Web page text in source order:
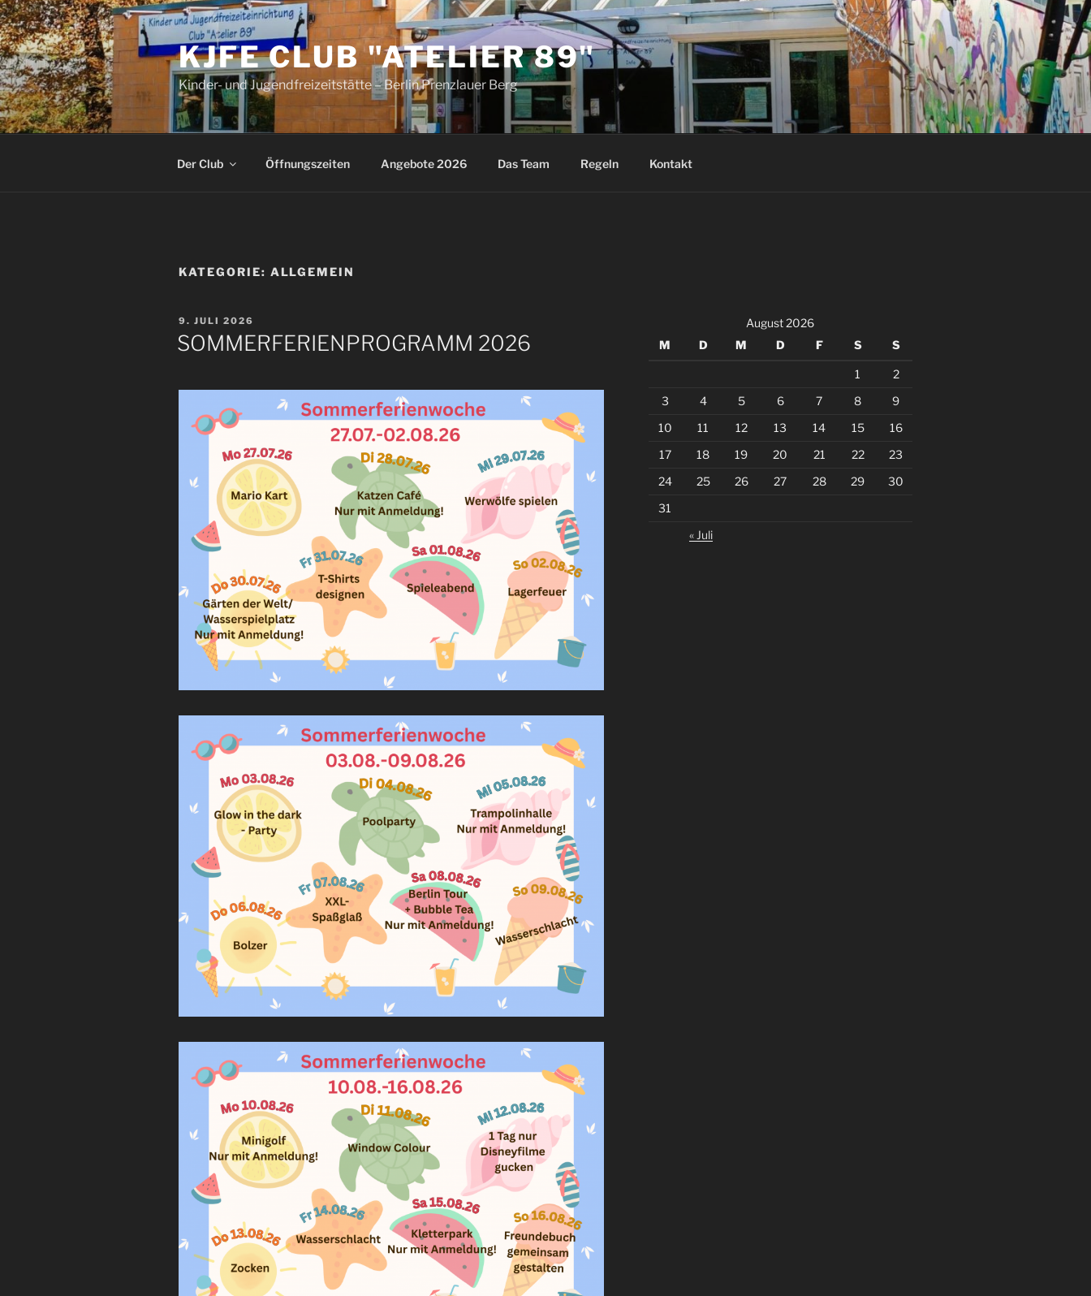
Zum
Inhalt
springen
KJFE CLUB "ATELIER 89"
Kinder- und Jugendfreizeitstätte – Berlin Prenzlauer Berg
Der Club Öffnungszeiten Angebote 2026 Das Team Regeln Kontakt
KATEGORIE: ALLGEMEIN
VERÖFFENTLICHT
AM
9. JULI 2026
SOMMERFERIENPROGRAMM 2026
August 2026
M
D M D F S S
1
2
3
4 5 6 7 8
9
10
11 12 13 14 15
16
17
18 19 20 21 22
23
24
25 26 27 28 29
30
31
« Juli